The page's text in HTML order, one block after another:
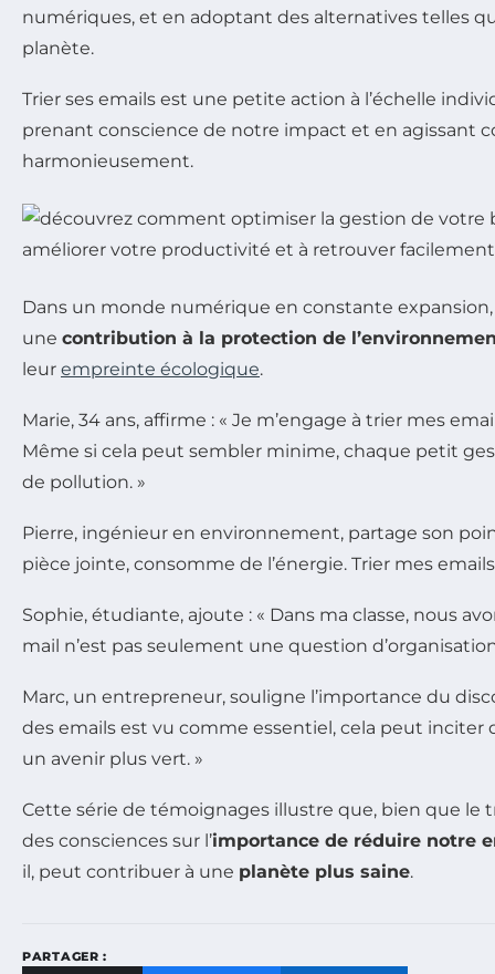
numériques, et en adoptant des alternatives telles
planète.
Trier ses emails est une petite action à l’échelle
prenant conscience de notre impact et en agissant
harmonieusement.
Dans un monde numérique en constante
une contribution à la protection de
leur empreinte écologique.
Marie, 34 ans, affirme : « Je m’engage à trier mes
Même si cela peut sembler minime, chaque petit
de pollution. »
Pierre, ingénieur en environnement, partage son
pièce jointe, consomme de l’énergie. Trier mes
Sophie, étudiante, ajoute : « Dans ma classe, nous
mail n’est pas seulement une question
Marc, un entrepreneur, souligne l’importance du
des emails est vu comme essentiel, cela peut
un avenir plus vert. »
Cette série de témoignages illustre que, bien que
des consciences sur l’importance de réduire notre
il, peut contribuer à une planète plus saine.
PARTAGER :